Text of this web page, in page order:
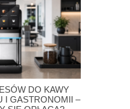
DO KAWY
I GASTRONOMII –